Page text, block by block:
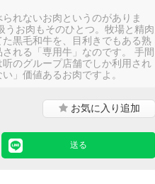
れないお肉というのがありま
お肉もそのひとつ。牧場と精肉
黒毛和牛を、目利きでもある熟
れる「専用牛」なのです。 手間
のグループ店舗でしか利用され
」価値あるお肉ですよ。
お気に入り追加
送る